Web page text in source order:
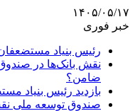
۱۴۰۵/۰۵/۱۷
خبر فوری
رئیس بنیاد
نقش بانک‌ها در
ضامن؟
بازدید رئیس بنیاد
صندوق توسعه ملی